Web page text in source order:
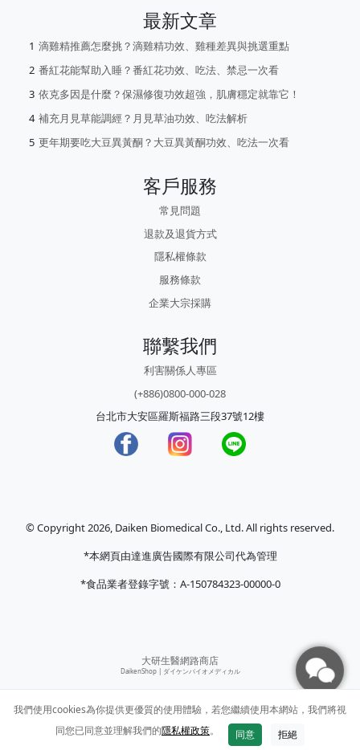
最新文章
滴雞精推薦怎麼挑？滴雞精功效、雞種差異與挑選重點
番紅花能幫助入睡？番紅花功效、吃法、禁忌一次看
依克多因是什麼？保濕修復功效超強，肌膚穩定就靠它！
補充月見草能調經？月見草油功效、吃法解析
更年期要吃大豆異黃酮？大豆異黃酮功效、吃法一次看
客戶服務
常見問題
退款及退貨方式
隱私權條款
服務條款
企業大宗採購
聯繫我們
利害關係人專區
(+886)0800-000-028
台北市大安區羅斯福路三段37號12樓
© Copyright 2026, Daiken Biomedical Co., Ltd. All rights reserved.
*本網頁由達進廣告國際有限公司代為管理
*食品業者登錄字號：A-150784323-00000-0
大研生醫網路商店
DaikenShop | ダイケンバイオメディカル
我們使用cookies為你提供更優質的使用體驗，若您繼續使用本網站，我們將視
同您已同意並理解我們的隱私權政策。 同意 拒絕